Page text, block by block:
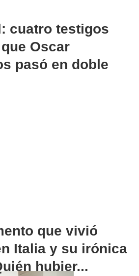
cuatro testigos
Oscar
pasó en doble
que vivió
Italia y su irónica
hubier...